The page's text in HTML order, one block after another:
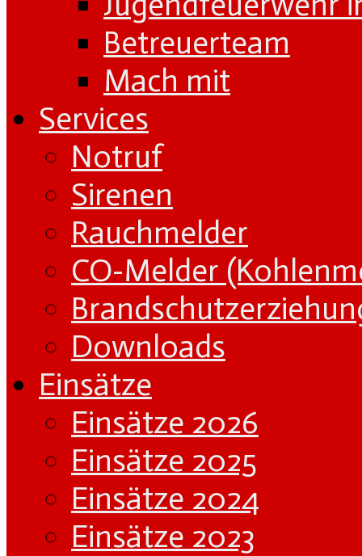
Betreuerteam
Mach mit
Services
Notruf
Sirenen
Rauchmelder
CO-Melder
Downloads
Einsätze
Einsätze 2026
Einsätze 2025
Einsätze 2024
Einsätze 2023